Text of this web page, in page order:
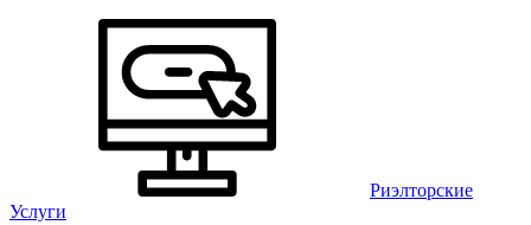
Риэлторские
Услуги